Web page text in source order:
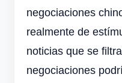
negociaciones
realmente de
noticias que se
negociaciones